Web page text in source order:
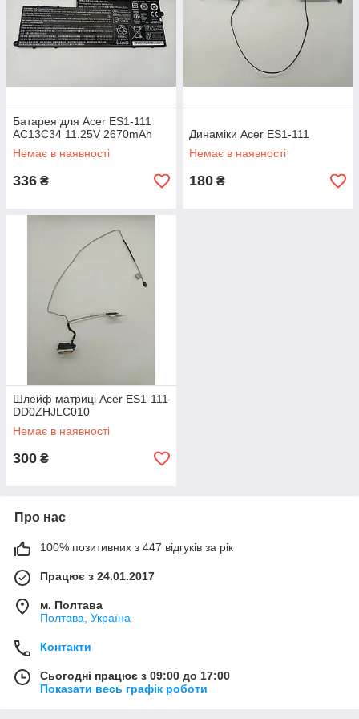
Батарея для Acer ES1-111
AC13C34 11.25V 2670mAh
Немає в наявності
336 ₴
Динаміки Acer ES1-111
Немає в наявності
180 ₴
Шлейф матриці Acer ES1-111
DD0ZHJLC010
Немає в наявності
300 ₴
Про нас
100% позитивних з 447 відгуків за рік
Працює з 24.01.2017
м. Полтава
Полтава, Україна
Контакти
Сьогодні працює з 09:00 до 17:00
Показати весь графік роботи